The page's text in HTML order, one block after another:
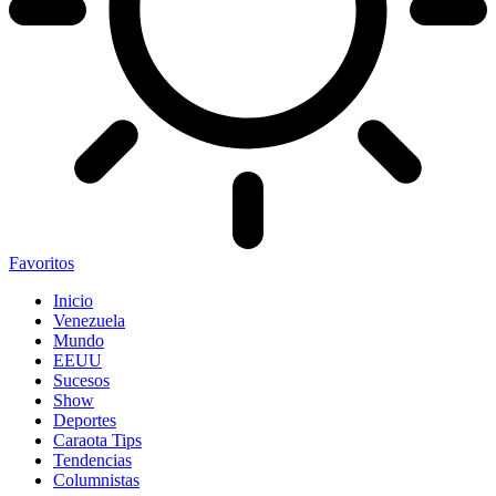
Favoritos
Inicio
Venezuela
Mundo
EEUU
Sucesos
Show
Deportes
Caraota Tips
Tendencias
Columnistas